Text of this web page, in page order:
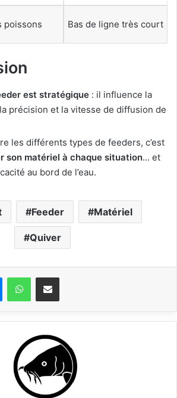
poissons Bas de ligne très court
est stratégique : il influence la
précision et la vitesse de diffusion de
les différents types de feeders, c’est
son matériel à chaque situation… et
au bord de l’eau.
Feeder Matériel
Quiver